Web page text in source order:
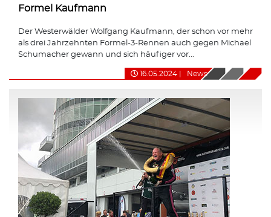
Formel Kaufmann
Der Westerwälder Wolfgang Kaufmann, der schon vor mehr
als drei Jahrzehnten Formel-3-Rennen auch gegen Michael
Schumacher gewann und sich häufiger vor...
16.05.2024 News